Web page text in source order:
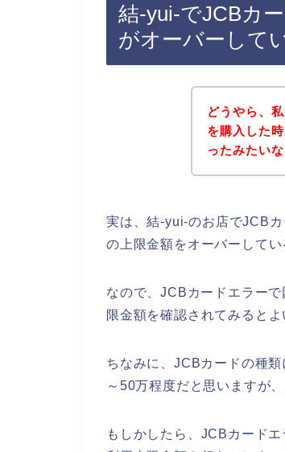
結-yui-でJCBカ
がオーバーして
どうやら、
を購入した
ったみたい
実は、結-yui-のお店でJCB
の上限金額をオーバーしてい
なので、JCBカードエラー
限金額を確認されてみると
ちなみに、JCBカードの種
～50万程度だと思いますが、
もしかしたら、JCBカード